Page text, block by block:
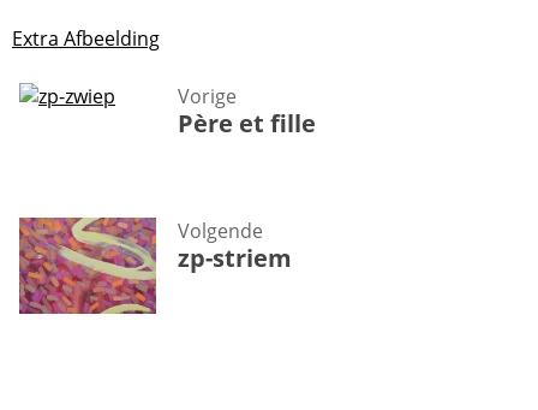
Extra Afbeelding
Vorige
Père et fille
Volgende
zp-striem